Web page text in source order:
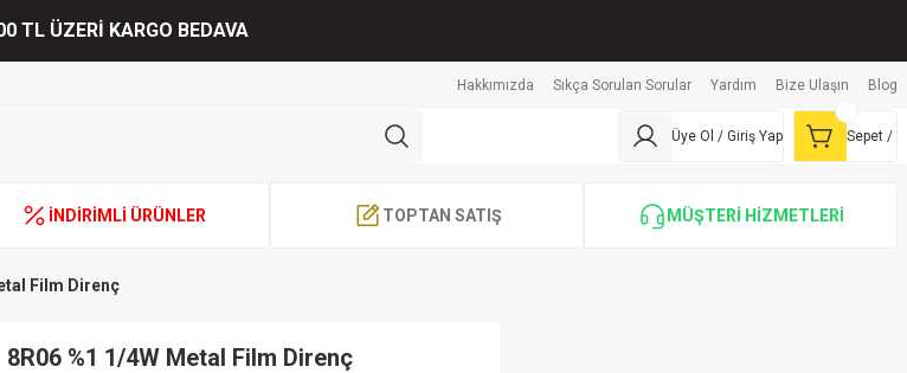
TL ÜZERİ KARGO BEDAVA
Hakkımızda Sıkça Sorulan Sorular Yardım Bize Ulaşın Blog
Üye Ol / Giriş Yap Sepet /
İNDİRİMLİ ÜRÜNLER TOPTAN SATIŞ MÜŞTERİ HİZMETLERİ
Film Direnç
8R06 %1 1/4W Metal Film Direnç